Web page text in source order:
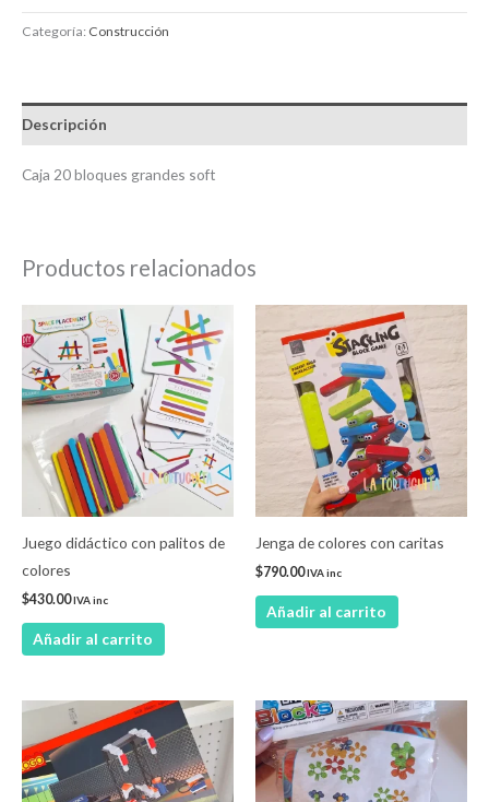
Categoría: Construcción
Descripción
Caja 20 bloques grandes soft
Productos relacionados
Juego didáctico con palitos de
colores
$430.00IVA inc
Añadir al carrito
Jenga de colores con caritas
$790.00IVA inc
Añadir al carrito